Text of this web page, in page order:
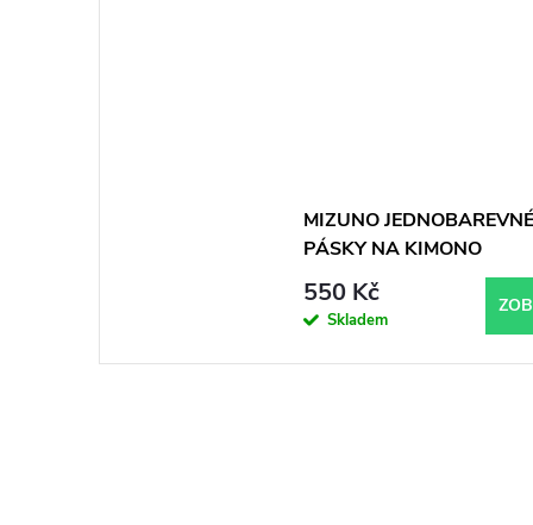
MIZUNO JEDNOBAREVNÉ
PÁSKY NA KIMONO
550 Kč
Skladem